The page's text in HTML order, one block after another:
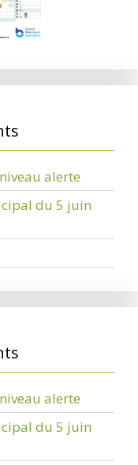
alerte
du 5 juin
alerte
du 5 juin